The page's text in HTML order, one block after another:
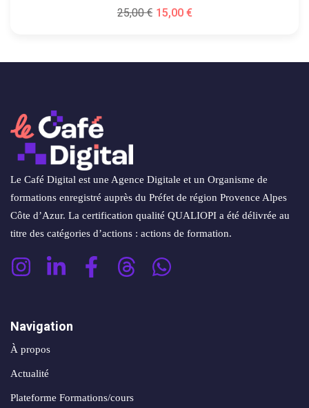
25,00€ 15,00€
Le Café Digital est une Agence Digitale et un Organisme de
formations enregistré auprès du Préfet de région Provence Alpes
Côte d’Azur. La certification qualité QUALIOPI a été délivrée au
titre des catégories d’actions : actions de formation.
Navigation
À propos
Actualité
Plateforme Formations/cours